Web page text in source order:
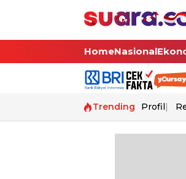
HomeNasional
Trending Profil